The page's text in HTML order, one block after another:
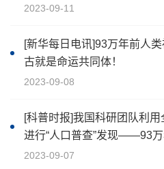
2023-09-11
[新华每日电讯]93万年前人
古就是命运共同体！
2023-09-08
[科普时报]我国科研团队利
进行“人口普查”发现——93
2023-09-07